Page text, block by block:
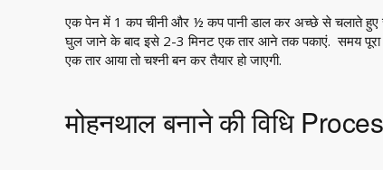
एक पेन में 1 कप चीनी और ½ कप पानी डाल कर अच्छे से चलाते
घुल जाने के बाद इसे 2-3 मिनट एक तार आने तक पकाएं. समय
एक तार आया तो चश्नी बन कर तैयार हो जाएगी.
मोहनथाल बनाने की विधि